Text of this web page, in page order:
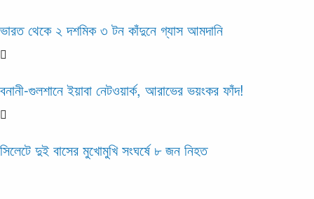
ভারত থেকে ২ দশমিক ৩ টন কাঁদুনে গ্যাস আমদানি
বনানী-গুলশানে ইয়াবা নেটওয়ার্ক, আরাভের ভয়ংকর ফাঁদ!
সিলেটে দুই বাসের মুখোমুখি সংঘর্ষে ৮ জন নিহত